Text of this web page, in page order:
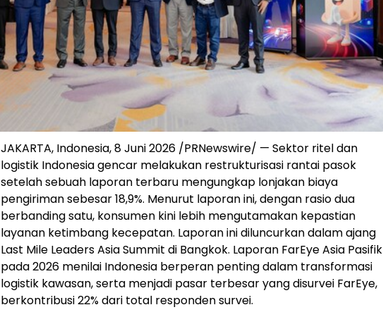
JAKARTA, Indonesia, 8 Juni 2026 /PRNewswire/ — Sektor ritel dan
logistik Indonesia gencar melakukan restrukturisasi rantai pasok
setelah sebuah laporan terbaru mengungkap lonjakan biaya
pengiriman sebesar 18,9%. Menurut laporan ini, dengan rasio dua
berbanding satu, konsumen kini lebih mengutamakan kepastian
layanan ketimbang kecepatan. Laporan ini diluncurkan dalam ajang
Last Mile Leaders Asia Summit di Bangkok. Laporan FarEye Asia Pasifik
pada 2026 menilai Indonesia berperan penting dalam transformasi
logistik kawasan, serta menjadi pasar terbesar yang disurvei FarEye,
berkontribusi 22% dari total responden survei.